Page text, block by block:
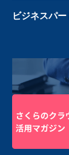
ビジネスパ